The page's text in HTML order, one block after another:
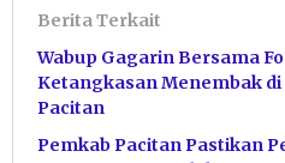
Berita Terkait
Wabup Gagarin Bersama
Ketangkasan Menembak
Pacitan
Pemkab Pacitan Pastikan